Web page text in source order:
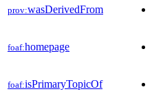
prov:wasDerivedFrom
foaf:homepage
foaf:isPrimaryTopicOf